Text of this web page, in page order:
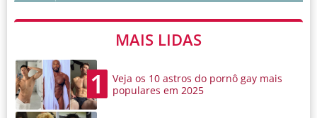
MAIS LIDAS
1
Veja os 10 astros do pornô gay mais
populares em 2025